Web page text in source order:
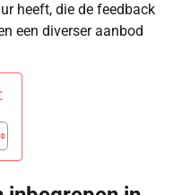
heeft, die de feedback
een diverser aanbod